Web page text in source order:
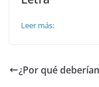
Leer más:
¿Por qué